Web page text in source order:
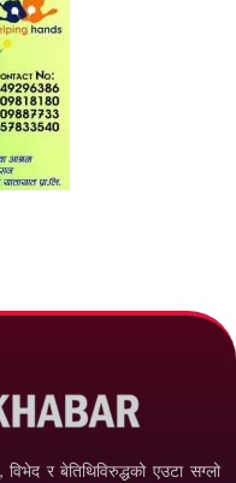
र बेतिथिविरुद्धको एउटा सग्लो